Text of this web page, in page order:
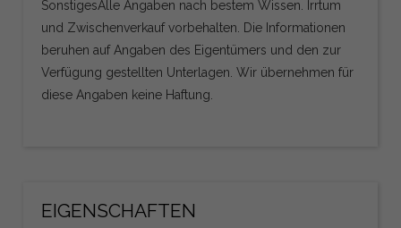
SonstigesAlle Angaben nach bestem Wissen. Irrtum
und Zwischenverkauf vorbehalten. Die Informationen
beruhen auf Angaben des Eigentümers und den zur
Verfügung gestellten Unterlagen. Wir übernehmen für
diese Angaben keine Haftung.
EIGENSCHAFTEN